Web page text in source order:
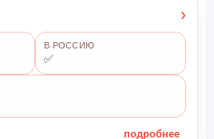
›
В РОССИЮ
✅
подробнее